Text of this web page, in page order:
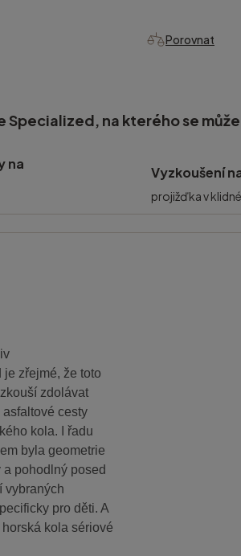
Porovnat
na kterého se
na
Vyzkoušení
projižďka v
zřejmé, že toto
zdolávat
cesty
kola. I řadu
byla geometrie
pohodlný posed
vybraných
pro děti. A
kola sériové